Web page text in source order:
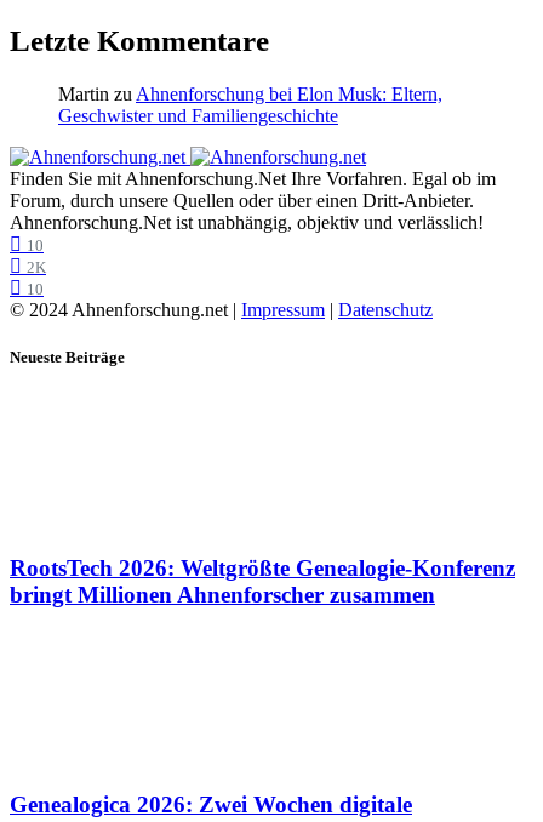
Letzte Kommentare
Martin zu Ahnenforschung bei Elon Musk: Eltern,
Geschwister und Familiengeschichte
Finden Sie mit Ahnenforschung.Net Ihre Vorfahren. Egal ob im
Forum, durch unsere Quellen oder über einen Dritt-Anbieter.
Ahnenforschung.Net ist unabhängig, objektiv und verlässlich!
10
2K
10
© 2024 Ahnenforschung.net | Impressum | Datenschutz
Neueste Beiträge
RootsTech 2026: Weltgrößte Genealogie-Konferenz
bringt Millionen Ahnenforscher zusammen
Genealogica 2026: Zwei Wochen digitale